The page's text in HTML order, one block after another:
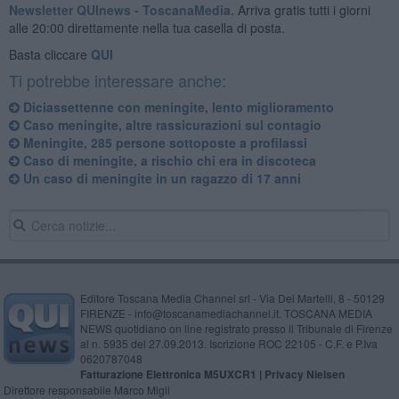
Newsletter QUInews - ToscanaMedia. Arriva gratis tutti i giorni
alle 20:00 direttamente nella tua casella di posta.
Basta cliccare QUI
Ti potrebbe interessare anche:
Diciassettenne con meningite, lento miglioramento
​Caso meningite, altre rassicurazioni sul contagio
Meningite, 285 persone sottoposte a profilassi
​Caso di meningite, a rischio chi era in discoteca
Un caso di meningite in un ragazzo di 17 anni
Editore Toscana Media Channel srl - Via Dei Martelli, 8 - 50129
FIRENZE - info@toscanamediachannel.it. TOSCANA MEDIA
NEWS quotidiano on line registrato presso il Tribunale di Firenze
al n. 5935 del 27.09.2013. Iscrizione ROC 22105 - C.F. e P.Iva
0620787048
Fatturazione Elettronica M5UXCR1 | Privacy Nielsen
Direttore responsabile Marco Migli